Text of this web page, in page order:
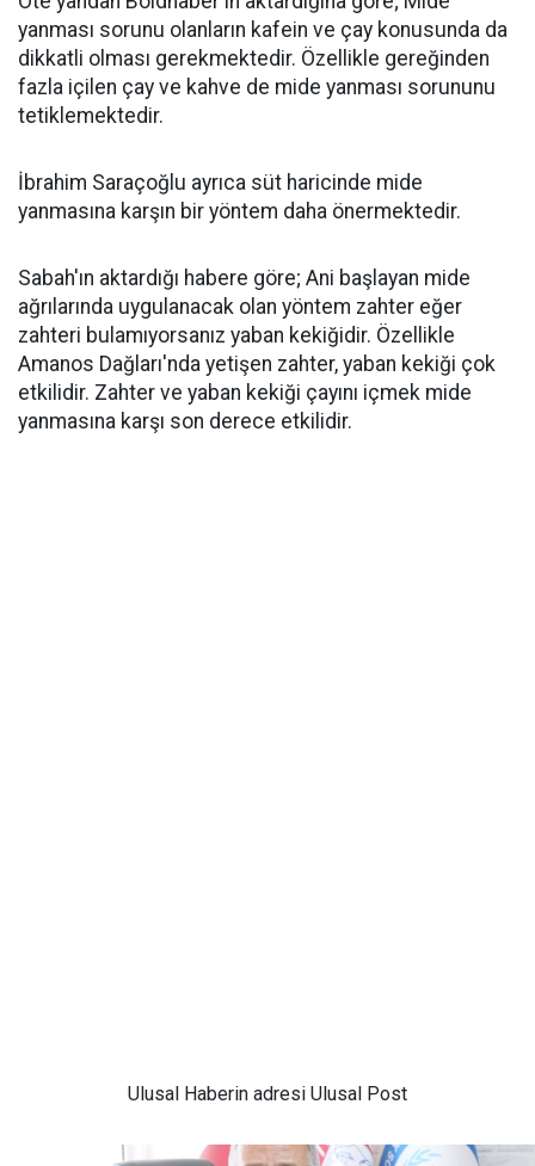
yanması sorunu olanların kafein ve çay konusunda da
dikkatli olması gerekmektedir. Özellikle gereğinden
fazla içilen çay ve kahve de mide yanması sorununu
tetiklemektedir.
İbrahim Saraçoğlu ayrıca süt haricinde mide
yanmasına karşın bir yöntem daha önermektedir.
Sabah'ın aktardığı habere göre; Ani başlayan mide
ağrılarında uygulanacak olan yöntem zahter eğer
zahteri bulamıyorsanız yaban kekiğidir. Özellikle
Amanos Dağları'nda yetişen zahter, yaban kekiği çok
etkilidir. Zahter ve yaban kekiği çayını içmek mide
yanmasına karşı son derece etkilidir.
Ulusal Haberin adresi Ulusal Post